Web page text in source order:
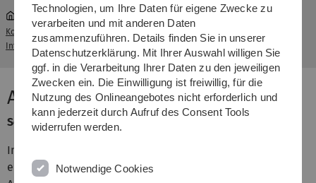
Kommunikations- und
Informationszentrum (kiz)
... Alarmierungsdienst
Alarmierungsdienst
Service-Kategorie: Kommunikation
Im Notfall bzw. Störungsfall erfolgt mit dem Dienst eine
ereignisgesteuerte, automatische telefonische
Technologien, um Ihre Daten für eigene Zwecke zu
verarbeiten und mit anderen Daten
zusammenzuführen. Details finden Sie in unserer
Datenschutzerklärung. Mit Ihrer Auswahl willigen Sie
ggf. in die Verarbeitung Ihrer Daten zu den jeweiligen
Zwecken ein. Die Einwilligung ist freiwillig, für die
Nutzung des Onlineangebotes nicht erforderlich und
kann jederzeit durch Aufruf des Consent Tools
widerrufen werden.
Notwendige Cookies